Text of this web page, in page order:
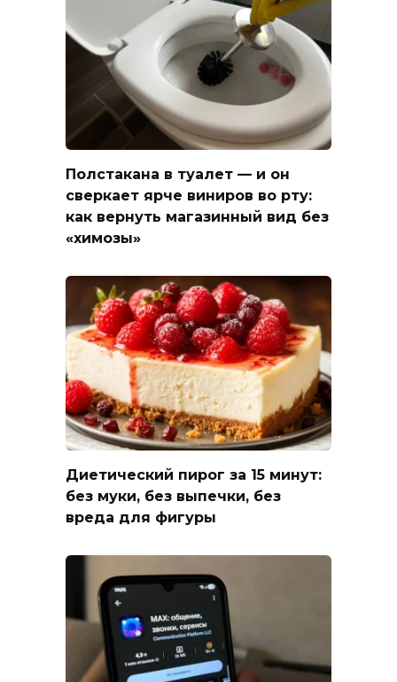
Полстакана в туалет — и он
сверкает ярче виниров во рту:
как вернуть магазинный вид без
«химозы»
Диетический пирог за 15 минут:
без муки, без выпечки, без
вреда для фигуры